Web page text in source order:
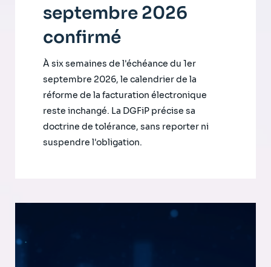
septembre 2026
confirmé
À six semaines de l'échéance du 1er
septembre 2026, le calendrier de la
réforme de la facturation électronique
reste inchangé. La DGFiP précise sa
doctrine de tolérance, sans reporter ni
suspendre l'obligation.